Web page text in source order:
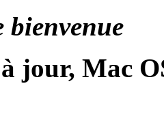
bienvenue
à jour, Mac